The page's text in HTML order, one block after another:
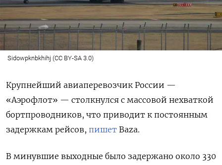
Sidowpknbkhihj (CC BY-SA 3.0)
Крупнейший авиаперевозчик России —
«Аэрофлот» — столкнулся с массовой нехваткой
бортпроводников, что приводит к постоянным
задержкам рейсов, пишет Baza.
В минувшие выходные было задержано около 330